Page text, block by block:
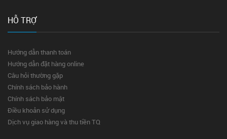
HỖ TRỢ
Hướng dẫn thanh toán
Hướng dẫn đặt hàng online
Câu hỏi thường gặp
Chính sách bảo hành
Chính sách bảo mật
Điều khoản sử dụng
Dịch vụ giao hàng và thu tiền TQ